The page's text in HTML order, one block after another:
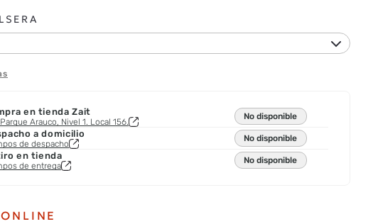
en tienda Zait
Arauco, Nivel 1. Local 156.
No disponible
a domicilio
de despacho
No disponible
en tienda
de entrega
No disponible